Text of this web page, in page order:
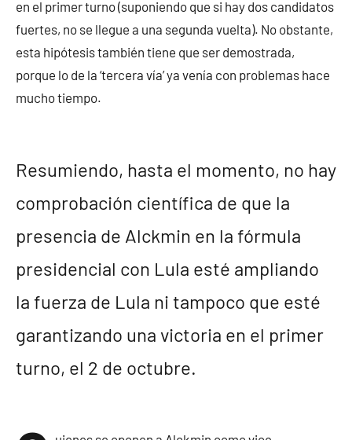
en el primer turno (suponiendo que si hay dos candidatos
fuertes, no se llegue a una segunda vuelta). No obstante,
esta hipótesis también tiene que ser demostrada,
porque lo de la ‘tercera vía’ ya venía con problemas hace
mucho tiempo.
Resumiendo, hasta el momento, no hay
comprobación científica de que la
presencia de Alckmin en la fórmula
presidencial con Lula esté ampliando
la fuerza de Lula ni tampoco que esté
garantizando una victoria en el primer
turno, el 2 de octubre.